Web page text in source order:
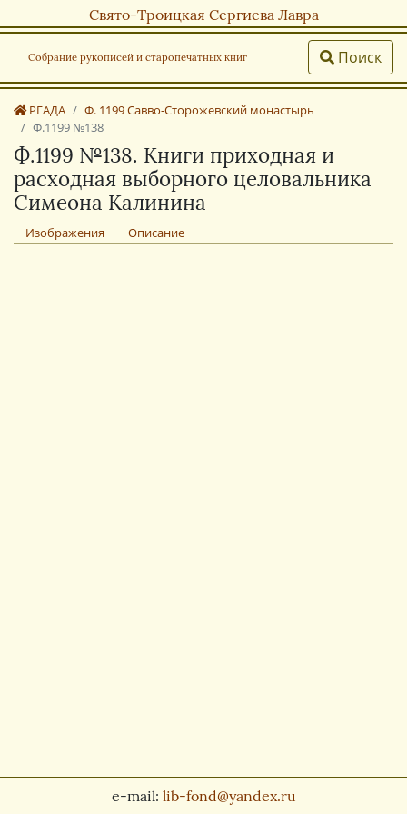
Свято-Троицкая Сергиева Лавра
Собрание рукописей и старопечатных книг Поиск
РГАДА
Ф. 1199 Савво-Сторожевский монастырь
Ф.1199 №138
Ф.1199 №138. Книги приходная и
расходная выборного целовальника
Симеона Калинина
Изображения Описание
e-mail: lib-fond@yandex.ru